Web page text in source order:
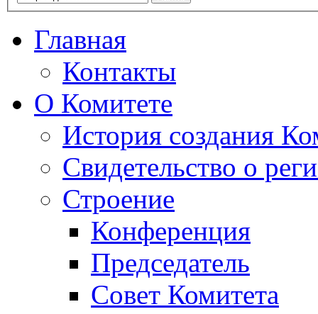
Главная
Контакты
О Комитете
История создания
Свидетельство о
Строение
Конференция
Председатель
Совет Комитета